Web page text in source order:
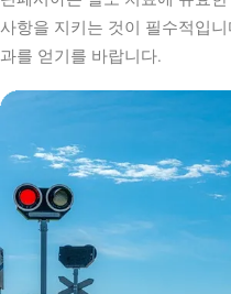
사항을 지키는 것이 필수적입니
과를 얻기를 바랍니다.